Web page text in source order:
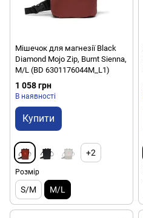
Мішечок для магнезії Black
Diamond Mojo Zip, Burnt Sienna,
M/L (BD 6301176044M_L1)
1 058 грн
В наявності
Купити
+2
Розмір
S/M M/L